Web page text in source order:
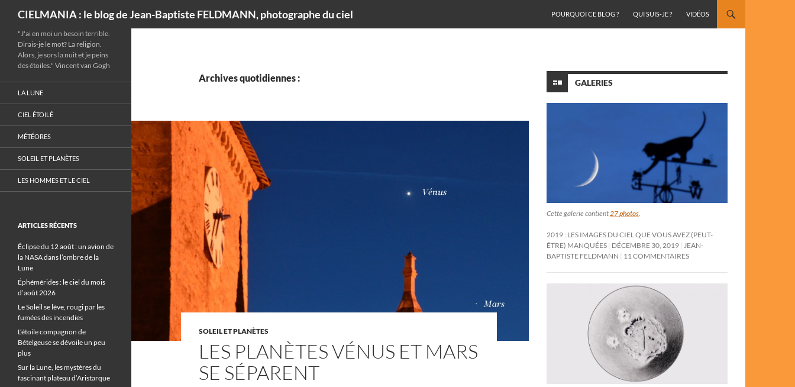
CIELMANIA : le blog de Jean-Baptiste FELDMANN, photographe du ciel
POURQUOI CE BLOG ?
QUI SUIS-JE ? VIDÉOS
Archives quotidiennes :
SOLEIL ET PLANÈTES
LES PLANÈTES VÉNUS ET MARS
SE SÉPARENT
GALERIES
Cette galerie contient27 photos.
2019 : LES IMAGES DU CIEL QUE VOUS AVEZ (PEUT-
ÊTRE) MANQUÉES DÉCEMBRE 30, 2019 JEAN-
BAPTISTE FELDMANN
11 COMMENTAIRES
"J'ai en moi un besoin terrible.
Dirais-je le mot? La religion.
Alors, je sors la nuit et je peins
des étoiles." Vincent van Gogh
LA LUNE
CIEL ÉTOILÉ
MÉTÉORES
SOLEIL ET PLANÈTES
LES HOMMES ET LE CIEL
ARTICLES RÉCENTS
Éclipse du 12 août : un avion de
la NASA dans l’ombre de la
Lune
Éphémérides : le ciel du mois
d’août 2026
Le Soleil se lève, rougi par les
fumées des incendies
L’étoile compagnon de
Bételgeuse se dévoile un peu
plus
Sur la Lune, les mystères du
fascinant plateau d’Aristarque